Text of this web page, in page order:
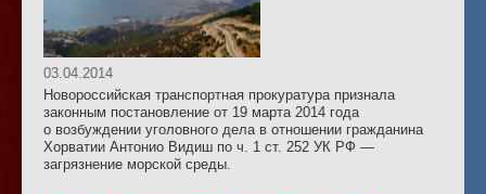
03.04.2014
Новороссийская транспортная прокуратура признала
законным постановление от 19 марта 2014 года
о возбуждении уголовного дела в отношении гражданина
Хорватии Антонио Видиш по ч. 1 ст. 252 УК РФ —
загрязнение морской среды.